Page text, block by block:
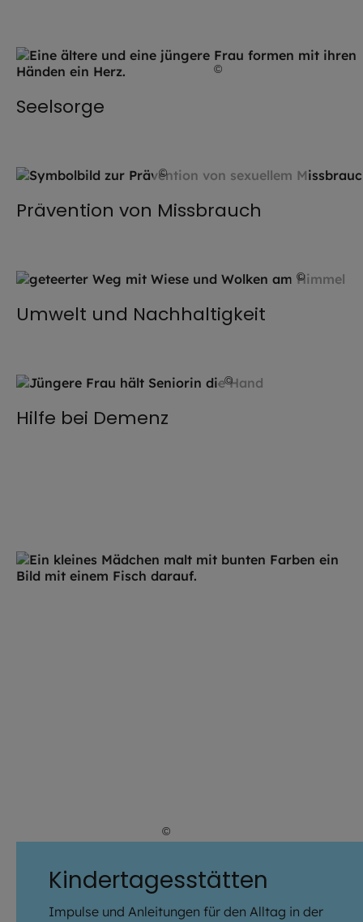
©
Seelsorge
© Hendrik Steffens / EOM
Prävention von Missbrauch
© Claudia
Umwelt und Nachhaltigkeit
© Photographee.eu /
Hilfe bei Demenz
©
Kindertagesstätten
Impulse und Anleitungen für den Alltag in der